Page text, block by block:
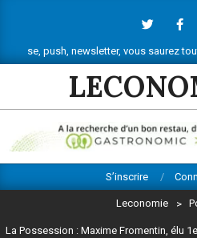
content
newsletter, vous saurez tout. Ne
Navigation
S’inscrire
Leconomie >
La Possession : Maxime Fromentin, élu